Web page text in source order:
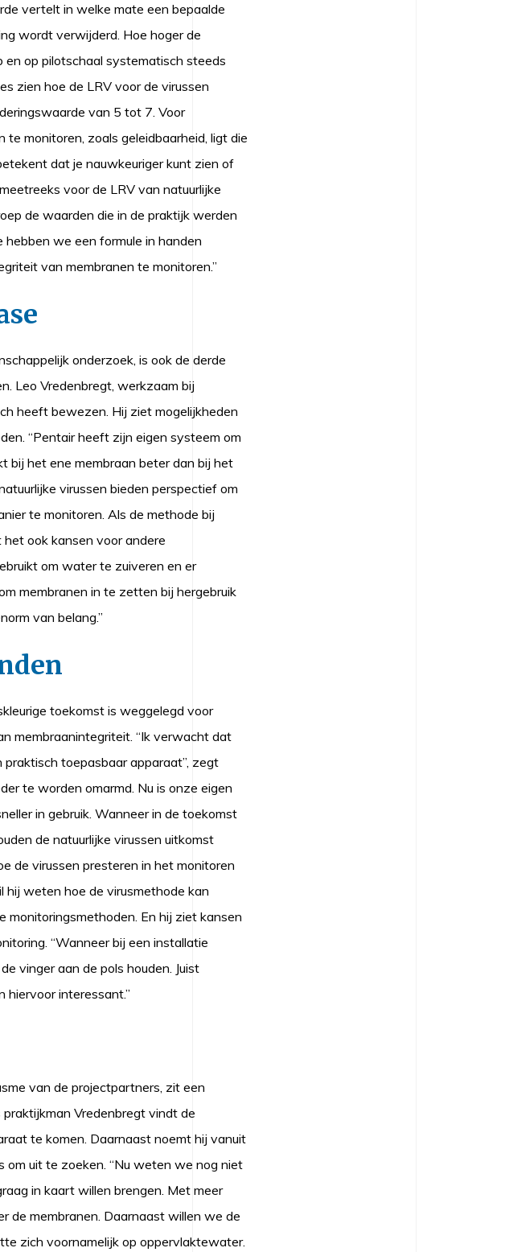
vertelt in welke mate een bepaalde
wordt verwijderd. Hoe hoger de
op pilotschaal systematisch steeds
zien hoe de LRV voor de virussen
van 5 tot 7. Voor
monitoren, zoals geleidbaarheid, ligt die
dat je nauwkeuriger kunt zien of
voor de LRV van natuurlijke
de waarden die in de praktijk werden
we een formule in handen
van membranen te monitoren.”
onderzoek, is ook de derde
Leo Vredenbregt, werkzaam bij
heeft bewezen. Hij ziet mogelijkheden
“Pentair heeft zijn eigen systeem om
bij het ene membraan beter dan bij het
virussen bieden perspectief om
te monitoren. Als de methode bij
ook kansen voor andere
om water te zuiveren en er
membranen in te zetten bij hergebruik
van belang.”
toekomst is weggelegd voor
membraanintegriteit. “Ik verwacht dat
toepasbaar apparaat”, zegt
te worden omarmd. Nu is onze eigen
in gebruik. Wanneer in de toekomst
de natuurlijke virussen uitkomst
de virussen presteren in het monitoren
hij weten hoe de virusmethode kan
monitoringsmethoden. En hij ziet kansen
“Wanneer bij een installatie
vinger aan de pols houden. Juist
hiervoor interessant.”
van de projectpartners, zit een
Vredenbregt vindt de
te komen. Daarnaast noemt hij vanuit
uit te zoeken. “Nu weten we nog niet
in kaart willen brengen. Met meer
de membranen. Daarnaast willen we de
zich voornamelijk op oppervlaktewater.